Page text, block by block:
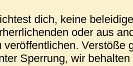
dich, keine
oder aus
veröffentlichen. Verstöße
Sperrung, wir